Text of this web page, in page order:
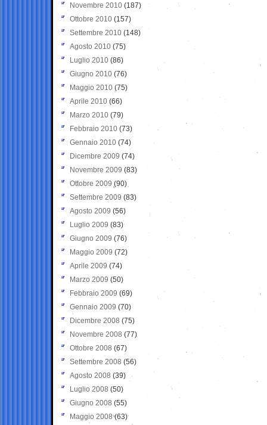
Novembre 2010 (187)
Ottobre 2010 (157)
Settembre 2010 (148)
Agosto 2010 (75)
Luglio 2010 (86)
Giugno 2010 (76)
Maggio 2010 (75)
Aprile 2010 (66)
Marzo 2010 (79)
Febbraio 2010 (73)
Gennaio 2010 (74)
Dicembre 2009 (74)
Novembre 2009 (83)
Ottobre 2009 (90)
Settembre 2009 (83)
Agosto 2009 (56)
Luglio 2009 (83)
Giugno 2009 (76)
Maggio 2009 (72)
Aprile 2009 (74)
Marzo 2009 (50)
Febbraio 2009 (69)
Gennaio 2009 (70)
Dicembre 2008 (75)
Novembre 2008 (77)
Ottobre 2008 (67)
Settembre 2008 (56)
Agosto 2008 (39)
Luglio 2008 (50)
Giugno 2008 (55)
Maggio 2008(63)